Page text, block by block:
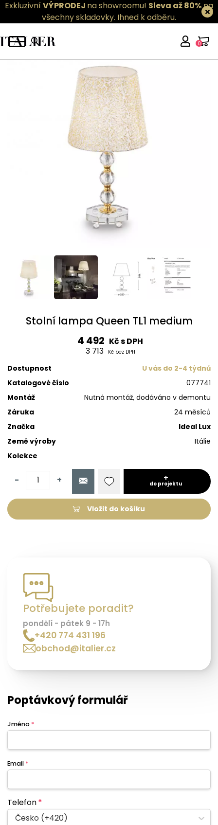
ExkluzivníVÝPRODEJ na showroomu! Sleva až 80%na
všechny skladovky. Ihned k odběru.
0
Stolní lampa Queen TL1 medium
4 492 Kč s DPH
3 713
Kč bez DPH
Dostupnost
U vás do 2-4 týdnů
Katalogové číslo
077741
Montáž
Nutná montáž, dodáváno v demontu
Záruka
24 měsíců
Značka
Ideal Lux
Země výroby
Itálie
Kolekce
- +
Vložit do košíku
do projektu
Potřebujete poradit?
pondělí - pátek 9 - 17h
+420 774 431 196
obchod@italier.cz
Poptávkový formulář
Jméno *
Email *
Telefon*
Česko (+420)